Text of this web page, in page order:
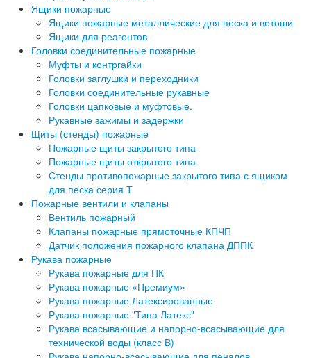
Ящики пожарные
Ящики пожарные металлические для песка и ветоши
Ящики для реагентов
Головки соединительные пожарные
Муфты и контргайки
Головки заглушки и переходники
Головки соединительные рукавные
Головки цапковые и муфтовые.
Рукавные зажимы и задержки
Щиты (стенды) пожарные
Пожарные щиты закрытого типа
Пожарные щиты открытого типа
Стенды противопожарные закрытого типа с ящиком
для песка серия Т
Пожарные вентили и клапаны
Вентиль пожарный
Клапаны пожарные прямоточные КПЧП
Датчик положения пожарного клапана ДППК
Рукава пожарные
Рукава пожарные для ПК
Рукава пожарные «Премиум»
Рукава пожарные Латексированные
Рукава пожарные "Типа Латекс"
Рукава всасывающие и напорно-всасывающие для
технической воды (класс В)